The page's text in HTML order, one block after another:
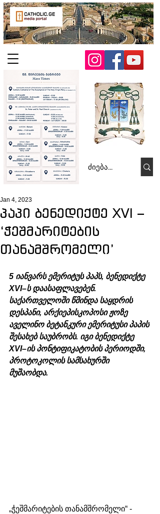
პაპი ბენედიქტე XVI –
‘ჭეშმარიტების
თანამშრომელი’
Jan 4, 2023
5 იანვარს ემერიტუს პაპს, ბენედიქტე
XVI–ს დაასაფლავებენ.
საქართველოში წმინდა საყდრის
დესპანი, არქიეპისკოპოსი ჟოზე
აველინო ბეტანკური ემერიტუსი პაპის
შესახებ საუბრობს. იგი ბენედიქტე
XVI–ის პონტიფიკატობის პერიოდში,
პროტოკოლის სამსახურში
მუშაობდა.
„ჭეშმარიტების თანამშრომელი“ -